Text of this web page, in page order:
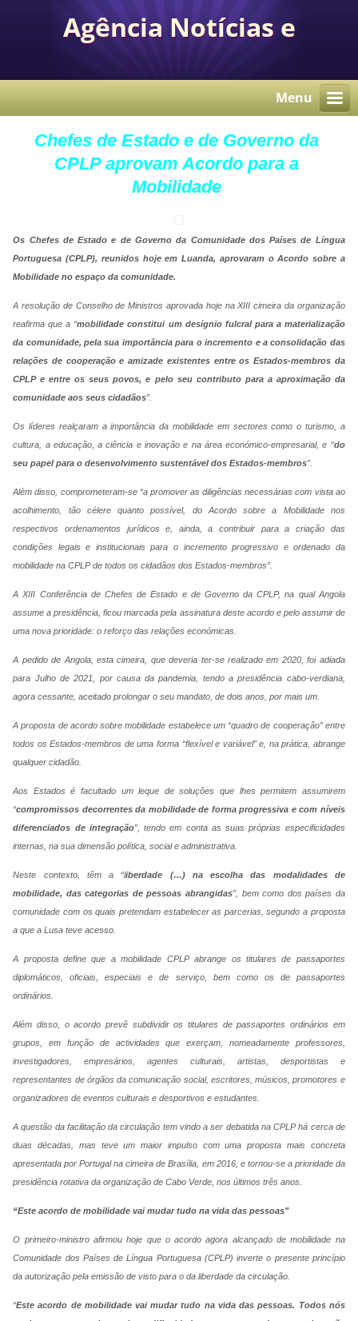
Agência Notícias e
Comunicação Autárquica
Menu
Chefes de Estado e de Governo da
CPLP aprovam Acordo para a
Mobilidade
Os Chefes de Estado e de Governo da Comunidade dos Países de Língua
Portuguesa (CPLP), reunidos hoje em Luanda, aprovaram o Acordo sobre a
Mobilidade no espaço da comunidade.
A resolução de Conselho de Ministros aprovada hoje na XIII cimeira da organização
reafirma que a “mobilidade constitui um desígnio fulcral para a materialização
da comunidade, pela sua importância para o incremento e a consolidação das
relações de cooperação e amizade existentes entre os Estados-membros da
CPLP e entre os seus povos, e pelo seu contributo para a aproximação da
comunidade aos seus cidadãos”.
Os líderes realçaram a importância da mobilidade em sectores como o turismo, a
cultura, a educação, a ciência e inovação e na área económico-empresarial, e “do
seu papel para o desenvolvimento sustentável dos Estados-membros”.
Além disso, comprometeram-se “a promover as diligências necessárias com vista ao
acolhimento, tão célere quanto possível, do Acordo sobre a Mobilidade nos
respectivos ordenamentos jurídicos e, ainda, a contribuir para a criação das
condições legais e institucionais para o incremento progressivo e ordenado da
mobilidade na CPLP de todos os cidadãos dos Estados-membros”.
A XIII Conferência de Chefes de Estado e de Governo da CPLP, na qual Angola
assume a presidência, ficou marcada pela assinatura deste acordo e pelo assumir de
uma nova prioridade: o reforço das relações económicas.
A pedido de Angola, esta cimeira, que deveria ter-se realizado em 2020, foi adiada
para Julho de 2021, por causa da pandemia, tendo a presidência cabo-verdiana,
agora cessante, aceitado prolongar o seu mandato, de dois anos, por mais um.
A proposta de acordo sobre mobilidade estabelece um “quadro de cooperação” entre
todos os Estados-membros de uma forma “flexível e variável” e, na prática, abrange
qualquer cidadão.
Aos Estados é facultado um leque de soluções que lhes permitem assumirem
“compromissos decorrentes da mobilidade de forma progressiva e com níveis
diferenciados de integração”, tendo em conta as suas próprias especificidades
internas, na sua dimensão política, social e administrativa.
Neste contexto, têm a “liberdade (…) na escolha das modalidades de
mobilidade, das categorias de pessoas abrangidas”, bem como dos países da
comunidade com os quais pretendam estabelecer as parcerias, segundo a proposta
a que a Lusa teve acesso.
A proposta define que a mobilidade CPLP abrange os titulares de passaportes
diplomáticos, oficiais, especiais e de serviço, bem como os de passaportes
ordinários.
Além disso, o acordo prevê subdividir os titulares de passaportes ordinários em
grupos, em função de actividades que exerçam, nomeadamente professores,
investigadores, empresários, agentes culturais, artistas, desportistas e
representantes de órgãos da comunicação social, escritores, músicos, promotores e
organizadores de eventos culturais e desportivos e estudantes.
A questão da facilitação da circulação tem vindo a ser debatida na CPLP há cerca de
duas décadas, mas teve um maior impulso com uma proposta mais concreta
apresentada por Portugal na cimeira de Brasília, em 2016, e tornou-se a prioridade da
presidência rotativa da organização de Cabo Verde, nos últimos três anos.
“Este acordo de mobilidade vai mudar tudo na vida das pessoas"
O primeiro-ministro afirmou hoje que o acordo agora alcançado de mobilidade na
Comunidade dos Países de Língua Portuguesa (CPLP) inverte o presente princípio
da autorização pela emissão de visto para o da liberdade da circulação.
“Este acordo de mobilidade vai mudar tudo na vida das pessoas. Todos nós